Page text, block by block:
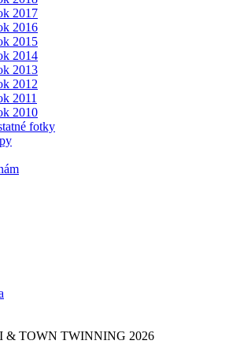
2017
2016
2015
2014
2013
2012
2011
2010
fotky
& TOWN TWINNING 2026